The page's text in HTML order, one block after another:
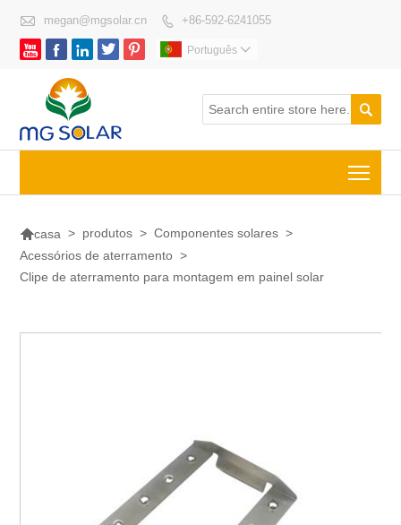
 megan@mgsolar.cn  +86-592-6241055
     Português 

casa > produtos > Componentes solares >
Acessórios de aterramento >
Clipe de aterramento para montagem em painel solar